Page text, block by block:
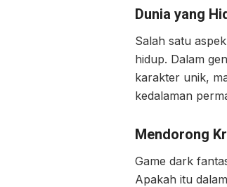
Dunia yang
Salah satu
hidup. Dalam
karakter unik,
kedalaman
Mendorong
Game dark
Apakah itu